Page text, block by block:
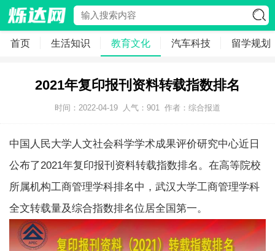
首页 生活知识 教育文化 汽车科技 留学规划
2021年复印报刊资料转载指数排名
时间：2022-04-19 人气： 901 作者：综合报道
中国人民大学人文社会科学学术成果评价研究中心近日
公布了2021年复印报刊资料转载指数排名。在高等院校
所属机构工商管理学科排名中，武汉大学工商管理学科
全文转载量及综合指数排名位居全国第一。